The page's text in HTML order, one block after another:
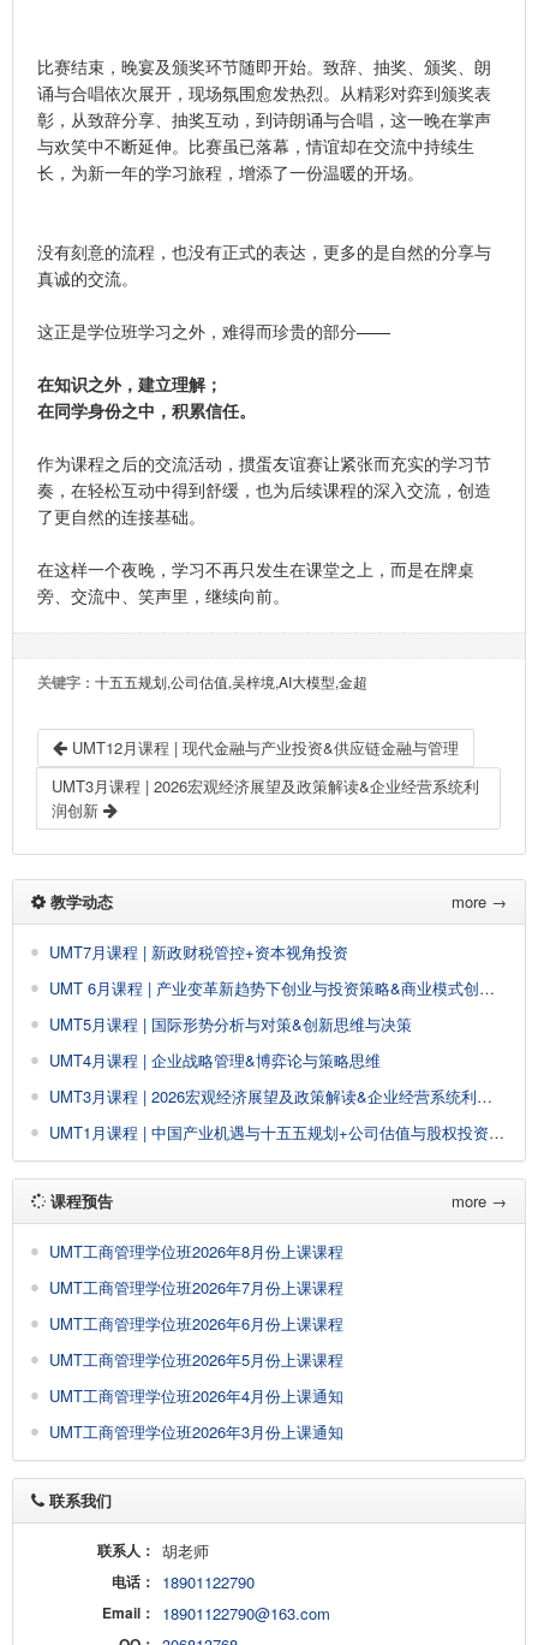
比赛结束，晚宴及颁奖环节随即开始。 致辞、抽奖、 颁奖、 朗
诵与合唱依次展开，现场氛围愈发热烈。从精彩对弈到颁奖表
彰，从致辞分享、抽奖互动，到诗朗诵与合唱，这一晚在掌声
与欢笑中不断延伸。 比赛虽已落幕，情谊却在交流中持续生
长，为新一年的学习旅程，增添了一份温暖的开场。
没有刻意的流程，也没有正式的表达，更多的是自然的分享与
真诚的交流。
这正是学位班学习之外，难得而珍贵的部分——
在知识之外，建立理解；
在同学身份之中，积累信任。
作为课程之后的交流活动，掼蛋友谊赛让紧张而充实的学习节
奏，在轻松互动中得到舒缓，也为后续课程的深入交流，创造
了更自然的连接基础。
在这样一个夜晚，学习不再只发生在课堂之上，而是在牌桌
旁、交流中、笑声里，继续向前。
关键字 ：十五五规划,公司估值,吴梓境,AI大模型,金超
UMT12月课程 | 现代金融与产业投资&供应链金融与管理
UMT3月课程 | 2026宏观经济展望及政策解读&企业经营系统利
润创新
教学动态 more →
UMT7月课程 | 新政财税管控+资本视角投资
UMT 6月课程 | 产业变革新趋势下创业与投资策略&商业模式创新与设计
UMT5月课程 | 国际形势分析与对策&创新思维与决策
UMT4月课程 | 企业战略管理&博弈论与策略思维
UMT3月课程 | 2026宏观经济展望及政策解读&企业经营系统利润创新
UMT1月课程 | 中国产业机遇与十五五规划+公司估值与股权投资&AI大模型驱动企业经营管理创新增长
课程预告 more →
UMT工商管理学位班2026年8月份上课课程
UMT工商管理学位班2026年7月份上课课程
UMT工商管理学位班2026年6月份上课课程
UMT工商管理学位班2026年5月份上课课程
UMT工商管理学位班2026年4月份上课通知
UMT工商管理学位班2026年3月份上课通知
联系我们
联系人： 胡老师
电话： 18901122790
Email： 18901122790@163.com